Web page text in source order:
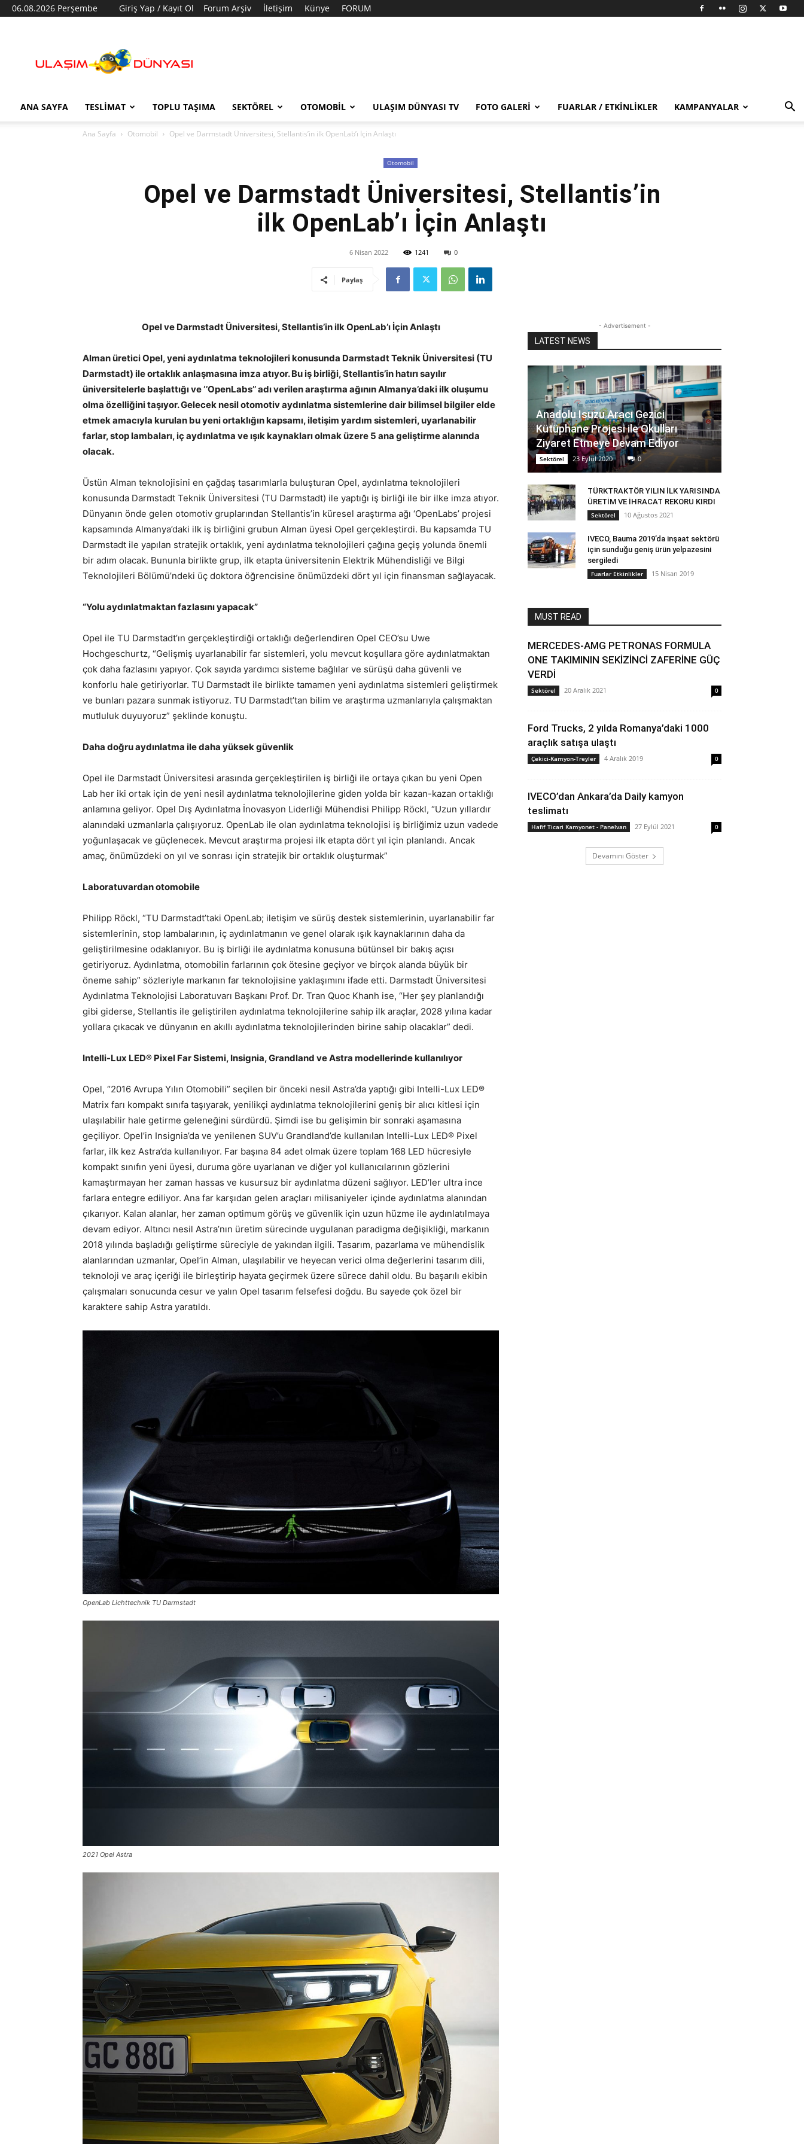
06.08.2026 Perşembe Giriş Yap / Kayıt Ol Forum Arşiv İletişim Künye FORUM
Dünyası
ANA SAYFA TESLIMAT TOPLU TAŞIMA SEKTÖREL OTOMOBIL ULAŞIM DÜNYASI TV FOTO GALERI FUARLAR / ETKINLIKLER KAMPANYALAR
Ana Sayfa Otomobil Opel ve Darmstadt Üniversitesi, Stellantis’in ilk OpenLab’ı İçin Anlaştı
Otomobil
Opel ve Darmstadt Üniversitesi, Stellantis’in
ilk OpenLab’ı İçin Anlaştı
6 Nisan 2022 1241 0
Paylaş
Opel ve Darmstadt Üniversitesi, Stellantis’in ilk OpenLab’ı İçin Anlaştı
Alman üretici Opel, yeni aydınlatma teknolojileri konusunda Darmstadt Teknik Üniversitesi (TU
Darmstadt) ile ortaklık anlaşmasına imza atıyor. Bu iş birliği, Stellantis’in hatırı sayılır
üniversitelerle başlattığı ve ‘’OpenLabs’’ adı verilen araştırma ağının Almanya’daki ilk oluşumu
olma özelliğini taşıyor. Gelecek nesil otomotiv aydınlatma sistemlerine dair bilimsel bilgiler elde
etmek amacıyla kurulan bu yeni ortaklığın kapsamı, iletişim yardım sistemleri, uyarlanabilir
farlar, stop lambaları, iç aydınlatma ve ışık kaynakları olmak üzere 5 ana geliştirme alanında
olacak.
Üstün Alman teknolojisini en çağdaş tasarımlarla buluşturan Opel, aydınlatma teknolojileri
konusunda Darmstadt Teknik Üniversitesi (TU Darmstadt) ile yaptığı iş birliği ile bir ilke imza atıyor.
Dünyanın önde gelen otomotiv gruplarından Stellantis’in küresel araştırma ağı ‘OpenLabs’ projesi
kapsamında Almanya’daki ilk iş birliğini grubun Alman üyesi Opel gerçekleştirdi. Bu kapsamda TU
Darmstadt ile yapılan stratejik ortaklık, yeni aydınlatma teknolojileri çağına geçiş yolunda önemli
bir adım olacak. Bununla birlikte grup, ilk etapta üniversitenin Elektrik Mühendisliği ve Bilgi
Teknolojileri Bölümü’ndeki üç doktora öğrencisine önümüzdeki dört yıl için finansman sağlayacak.
“Yolu aydınlatmaktan fazlasını yapacak”
Opel ile TU Darmstadt’ın gerçekleştirdiği ortaklığı değerlendiren Opel CEO’su Uwe
Hochgeschurtz, “Gelişmiş uyarlanabilir far sistemleri, yolu mevcut koşullara göre aydınlatmaktan
çok daha fazlasını yapıyor. Çok sayıda yardımcı sisteme bağlılar ve sürüşü daha güvenli ve
konforlu hale getiriyorlar. TU Darmstadt ile birlikte tamamen yeni aydınlatma sistemleri geliştirmek
ve bunları pazara sunmak istiyoruz. TU Darmstadt’tan bilim ve araştırma uzmanlarıyla çalışmaktan
mutluluk duyuyoruz” şeklinde konuştu.
Daha doğru aydınlatma ile daha yüksek güvenlik
Opel ile Darmstadt Üniversitesi arasında gerçekleştirilen iş birliği ile ortaya çıkan bu yeni Open
Lab her iki ortak için de yeni nesil aydınlatma teknolojilerine giden yolda bir kazan-kazan ortaklığı
anlamına geliyor. Opel Dış Aydınlatma İnovasyon Liderliği Mühendisi Philipp Röckl, “Uzun yıllardır
alanındaki uzmanlarla çalışıyoruz. OpenLab ile olan aydınlatma teknolojisi iş birliğimiz uzun vadede
yoğunlaşacak ve güçlenecek. Mevcut araştırma projesi ilk etapta dört yıl için planlandı. Ancak
amaç, önümüzdeki on yıl ve sonrası için stratejik bir ortaklık oluşturmak”
Laboratuvardan otomobile
Philipp Röckl, “TU Darmstadt’taki OpenLab; iletişim ve sürüş destek sistemlerinin, uyarlanabilir far
sistemlerinin, stop lambalarının, iç aydınlatmanın ve genel olarak ışık kaynaklarının daha da
geliştirilmesine odaklanıyor. Bu iş birliği ile aydınlatma konusuna bütünsel bir bakış açısı
getiriyoruz. Aydınlatma, otomobilin farlarının çok ötesine geçiyor ve birçok alanda büyük bir
öneme sahip” sözleriyle markanın far teknolojisine yaklaşımını ifade etti. Darmstadt Üniversitesi
Aydınlatma Teknolojisi Laboratuvarı Başkanı Prof. Dr. Tran Quoc Khanh ise, “Her şey planlandığı
gibi giderse, Stellantis ile geliştirilen aydınlatma teknolojilerine sahip ilk araçlar, 2028 yılına kadar
yollara çıkacak ve dünyanın en akıllı aydınlatma teknolojilerinden birine sahip olacaklar” dedi.
Intelli-Lux LED® Pixel Far Sistemi, Insignia, Grandland ve Astra modellerinde kullanılıyor
Opel, “2016 Avrupa Yılın Otomobili” seçilen bir önceki nesil Astra’da yaptığı gibi Intelli-Lux LED®
Matrix farı kompakt sınıfa taşıyarak, yenilikçi aydınlatma teknolojilerini geniş bir alıcı kitlesi için
ulaşılabilir hale getirme geleneğini sürdürdü. Şimdi ise bu gelişimin bir sonraki aşamasına
geçiliyor. Opel’in Insignia’da ve yenilenen SUV’u Grandland’de kullanılan Intelli-Lux LED® Pixel
farlar, ilk kez Astra’da kullanılıyor. Far başına 84 adet olmak üzere toplam 168 LED hücresiyle
kompakt sınıfın yeni üyesi, duruma göre uyarlanan ve diğer yol kullanıcılarının gözlerini
kamaştırmayan her zaman hassas ve kusursuz bir aydınlatma düzeni sağlıyor. LED’ler ultra ince
farlara entegre ediliyor. Ana far karşıdan gelen araçları milisaniyeler içinde aydınlatma alanından
çıkarıyor. Kalan alanlar, her zaman optimum görüş ve güvenlik için uzun hüzme ile aydınlatılmaya
devam ediyor. Altıncı nesil Astra’nın üretim sürecinde uygulanan paradigma değişikliği, markanın
2018 yılında başladığı geliştirme süreciyle de yakından ilgili. Tasarım, pazarlama ve mühendislik
alanlarından uzmanlar, Opel’in Alman, ulaşılabilir ve heyecan verici olma değerlerini tasarım dili,
teknoloji ve araç içeriği ile birleştirip hayata geçirmek üzere sürece dahil oldu. Bu başarılı ekibin
çalışmaları sonucunda cesur ve yalın Opel tasarım felsefesi doğdu. Bu sayede çok özel bir
karaktere sahip Astra yaratıldı.
OpenLab Lichttechnik TU Darmstadt
2021 Opel Astra
- Advertisement -
LATEST NEWS
Anadolu Isuzu Aracı Gezici
Kütüphane Projesi ile Okulları
Ziyaret Etmeye Devam Ediyor
Sektörel 23 Eylül 2020 0
TÜRKTRAKTÖR YILIN İLK YARISINDA
ÜRETİM VE İHRACAT REKORU KIRDI
Sektörel 10 Ağustos 2021
IVECO, Bauma 2019’da inşaat sektörü
için sunduğu geniş ürün yelpazesini
sergiledi
Fuarlar Etkinlikler 15 Nisan 2019
MUST READ
MERCEDES-AMG PETRONAS FORMULA
ONE TAKIMININ SEKİZİNCİ ZAFERİNE GÜÇ
VERDİ
Sektörel 20 Aralık 2021 0
Ford Trucks, 2 yılda Romanya’daki 1000
araçlık satışa ulaştı
Çekici-Kamyon-Treyler 4 Aralık 2019 0
IVECO’dan Ankara’da Daily kamyon
teslimatı
Hafif Ticari Kamyonet - Panelvan 27 Eylül 2021 0
Devamını Göster